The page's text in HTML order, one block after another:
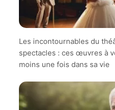
Les incontournables du
spectacles : ces œuvres à
moins une fois dans sa vie